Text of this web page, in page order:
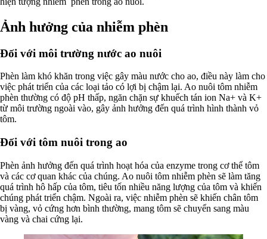
Ảnh hưởng của nhiễm phèn
Đối với môi trường nước ao nuôi
Phèn làm khó khăn trong việc gây màu nước cho ao, điều này làm cho
việc phát triển của các loại tảo có lợi bị chậm lại. Ao nuôi tôm nhiễm
phèn thường có độ pH thấp, ngăn chặn sự khuếch tán ion Na+ và K+
từ môi trường ngoài vào, gây ảnh hưởng đến quá trình hình thành vỏ
tôm.
Đối với tôm nuôi trong ao
Phèn ảnh hưởng đến quá trình hoạt hóa của enzyme trong cơ thể tôm
và các cơ quan khác của chúng. Ao nuôi tôm nhiễm phèn sẽ làm tăng
quá trình hô hấp của tôm, tiêu tốn nhiều năng lượng của tôm và khiến
chúng phát triển chậm. Ngoài ra, việc nhiễm phèn sẽ khiến chân tôm
bị vàng, vỏ cứng hơn bình thường, mang tôm sẽ chuyển sang màu
vàng và chai cứng lại.